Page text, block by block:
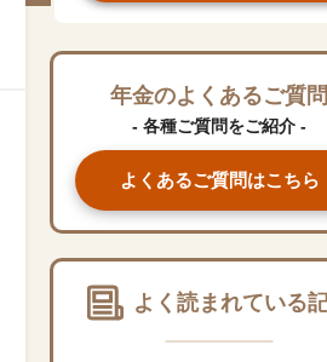
#ねんきんAtoZ
#年金のこんなとき
#年金講座
「年金」に関する記事
年金のよくあるご質問
- 各種ご質問をご紹介 -
よくあるご質問はこちら
よく読まれている